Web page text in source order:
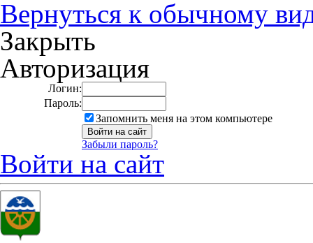
Вернуться к обычному
Закрыть
Авторизация
Логин:
Пароль:
Запомнить меня на этом компьютере
Забыли пароль?
Войти на сайт